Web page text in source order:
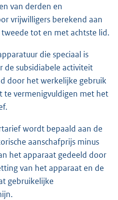
van derden en
vrijwilligers berekend aan
tot en met achtste lid.
die speciaal is
de subsidiabele activiteit
door het werkelijke gebruik
te vermenigvuldigen met het
wordt bepaald aan de
aanschafprijs minus
het apparaat gedeeld door
van het apparaat en de
gebruikelijke